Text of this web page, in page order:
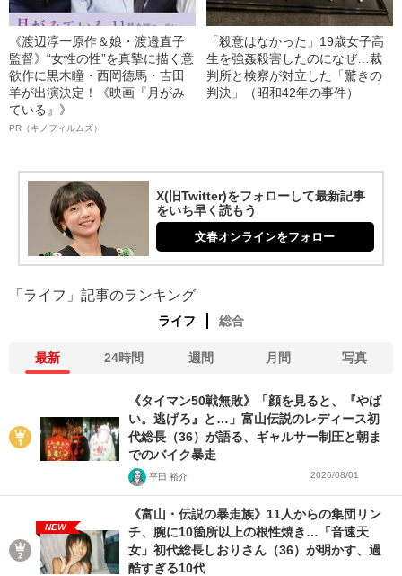
《渡辺淳一原作＆娘・渡邉直子
監督》“女性の性”を真摯に描く意
欲作に黒木瞳・西岡德馬・吉田
羊が出演決定！《映画『月がみ
ている』》
PR（キノフィルムズ）
「殺意はなかった」19歳女子高
生を強姦殺害したのになぜ…裁
判所と検察が対立した「驚きの
判決」（昭和42年の事件）
X(旧Twitter)をフォローして最新記事
をいち早く読もう
文春オンラインをフォロー
「ライフ」記事のランキング
ライフ 総合
最新 24時間 週間 月間 写真
《タイマン50戦無敗》「顔を見ると、『やば
い。逃げろ』と…」富山伝説のレディース初
代総長（36）が語る、ギャルサー制圧と朝ま
でのバイク暴走
平田 裕介 2026/08/01
NEW
《富山・伝説の暴走族》11人からの集団リン
チ、腕に10箇所以上の根性焼き…「音速天
女」初代総長しおりさん（36）が明かす、過
酷すぎる10代